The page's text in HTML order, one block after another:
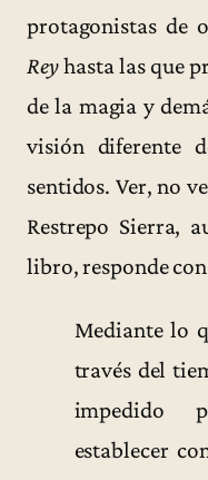
protagonistas de
Reyhasta las que
de la magia y
visión diferente
sentidos. Ver, no
Restrepo Sierra,
libro, responde
Mediante lo
través del
impedido
establecer